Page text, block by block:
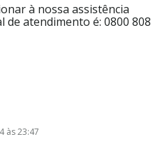
à nossa assistência
de atendimento é: 0800 808
às 23:47